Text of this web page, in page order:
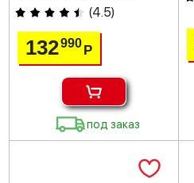
(4.5)
132990Р
под заказ